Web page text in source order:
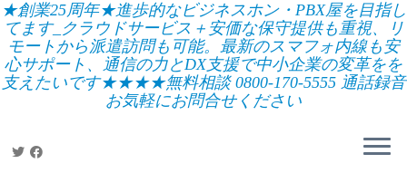
★創業25周年★進歩的なビジネスホン・PBX屋を目指し
てます_クラウドサービス＋安価な保守提供も重視、リ
モートから派遣訪問も可能。最新のスマフォ内線も安
心サポート、通信の力とDX支援で中小企業の変革をを
支えたいです★★★★無料相談 0800-170-5555 通話録音
お気軽にお問合せください